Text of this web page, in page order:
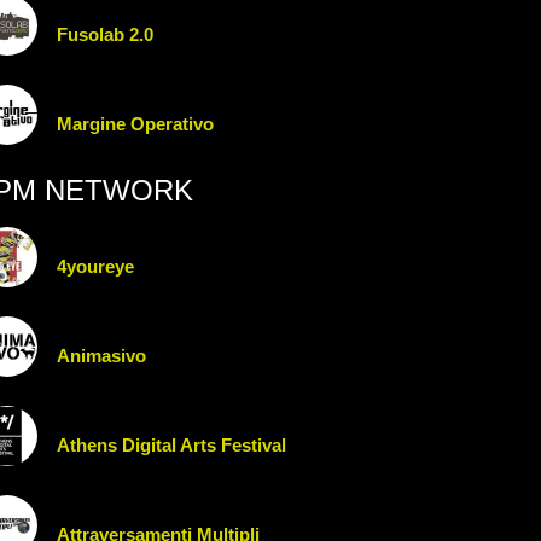
Fusolab 2.0
Margine Operativo
NETWORK
4youreye
Animasivo
Athens Digital Arts Festival
Attraversamenti Multipli